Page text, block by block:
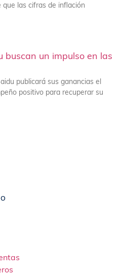
que las cifras de inflación
buscan un impulso en las
publicará sus ganancias el
positivo para recuperar su